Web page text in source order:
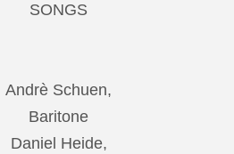
SONGS
Andrè Schuen,
Baritone
Daniel Heide,